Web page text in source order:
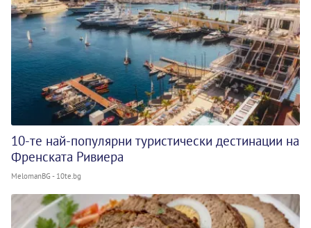
10-те най-популярни туристически дестинации на
Френската Ривиера
MelomanBG - 10te.bg